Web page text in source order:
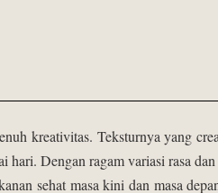
kreativitas. Teksturnya yang
hari. Dengan ragam variasi rasa
sehat masa kini dan masa